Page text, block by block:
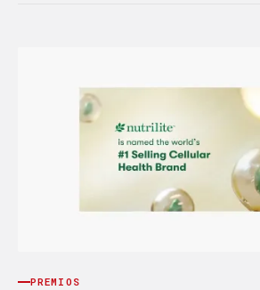
PREMIOS